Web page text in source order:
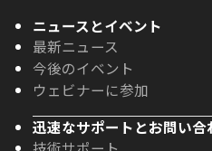
ニュースとイベント
最新ニュース
今後のイベント
ウェビナーに参加
迅速なサポートとお問い合